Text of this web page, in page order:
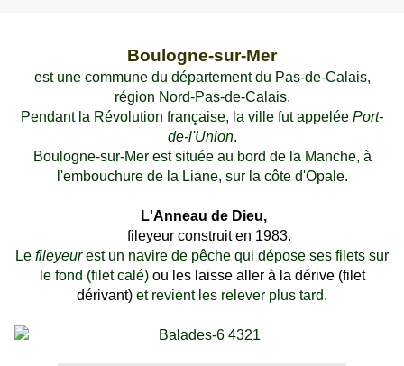
Boulogne-sur-Mer
est une commune du département du Pas-de-Calais,
région Nord-Pas-de-Calais.
Pendant la Révolution française, la ville fut appelée Port-
de-l'Union.
Boulogne-sur-Mer est située au bord de la Manche, à
l'embouchure de la Liane, sur la côte d'Opale.
L'Anneau de Dieu,
fileyeur construit en 1983.
Le fileyeurest un navire de pêche qui dépose ses filets sur
le fond (filet calé)ou les laisse aller à la dérive (filet
dérivant) et revient les relever plus tard.